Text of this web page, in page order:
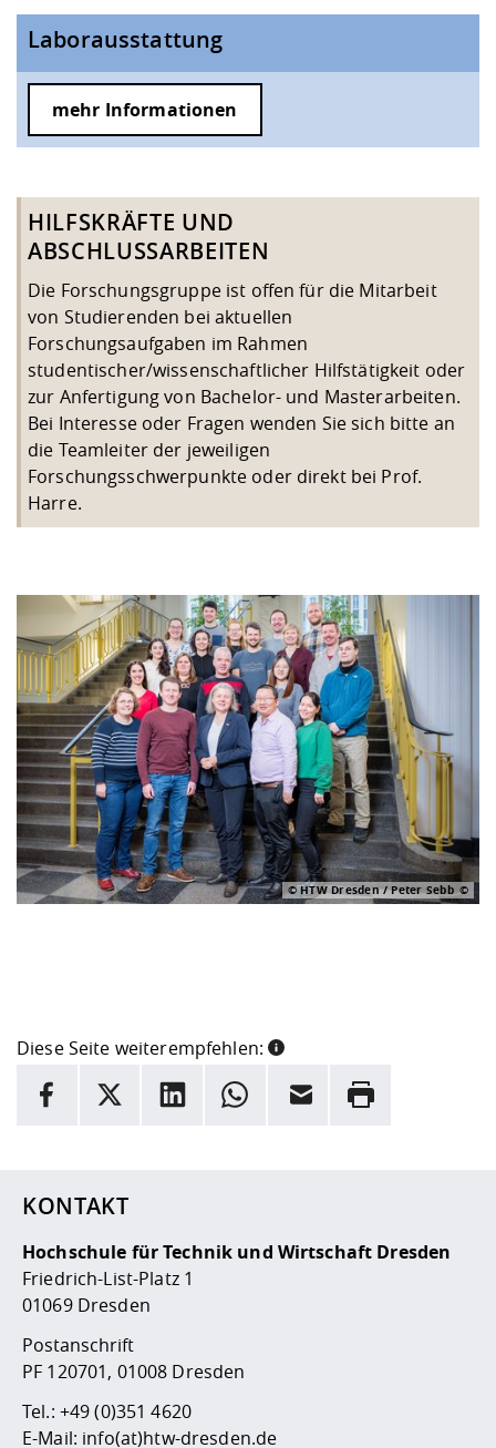
Laborausstattung
mehr Informationen
HILFSKRÄFTE UND
ABSCHLUSSARBEITEN
Die Forschungsgruppe ist offen für die Mitarbeit
von Studierenden bei aktuellen
Forschungsaufgaben im Rahmen
studentischer/wissenschaftlicher Hilfstätigkeit oder
zur Anfertigung von Bachelor- und Masterarbeiten.
Bei Interesse oder Fragen wenden Sie sich bitte an
die Teamleiter der jeweiligen
Forschungsschwerpunkte oder direkt bei Prof.
Harre.
© HTW Dresden / Peter Sebb
Diese Seite weiterempfehlen:
INFORMATION
Facebook
X LinkedInWhatsappE-Mail Drucken
KONTAKT
Hochschule für Technik und Wirtschaft Dresden
Friedrich-List-Platz 1
01069 Dresden
Postanschrift
PF 120701, 01008 Dresden
Tel.: +49 (0)351 4620
E-Mail: info(at)htw-dresden.de